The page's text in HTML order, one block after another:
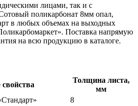
лицами, так и с
поликарбонат 8мм опал,
в любых объемах на выходных
Поставка напрямую
на всю продукцию в каталоге.
Толщина листа,
мм
8